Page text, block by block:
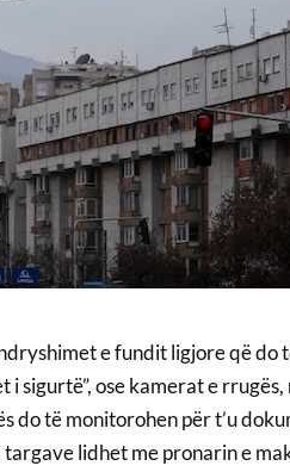
e fundit ligjore që do
sigurtë”, ose kamerat e
do të monitorohen për t’u
lidhet me pronarin e